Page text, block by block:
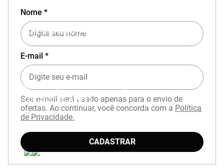
EXPERIÊNCIA MIZUNO NO APP
Baixe o aplicativo Mizuno e garanta
com cupomAPP15.
Nome *
E-mail *
Seu e-mail será usado apenas para o envio de
ofertas. Ao continuar, você concorda com a Política
de Privacidade.
CADASTRAR